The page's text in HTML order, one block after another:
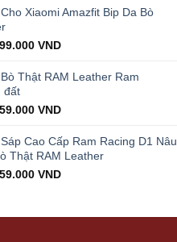
VND.
is:
199.000 VND.
Xiaomi Amazfit Bip Da Bò
VND
Thật RAM Leather Ram
đất
VND
Cao Cấp Ram Racing D1 Nâu
Thật RAM Leather
VND